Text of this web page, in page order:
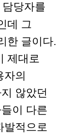
담당자를
데 그
한 글이다.
제대로
자의
않았던
이 다른
발적으로